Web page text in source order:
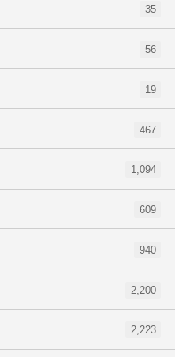
35
56
19
467
1,094
609
940
2,200
2,223